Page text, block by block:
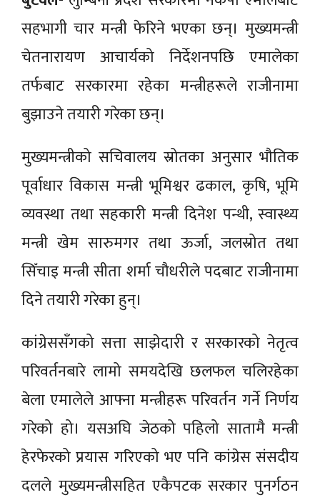
सहभागी चार मन्त्री फेरिने भएका छन्। मुख्यमन्त्री
चेतनारायण आचार्यको निर्देशनपछि एमालेका
तर्फबाट सरकारमा रहेका मन्त्रीहरूले राजीनामा
बुझाउने तयारी गरेका छन्।
मुख्यमन्त्रीको सचिवालय स्रोतका अनुसार भौतिक
पूर्वाधार विकास मन्त्री भूमिश्वर ढकाल, कृषि, भूमि
व्यवस्था तथा सहकारी मन्त्री दिनेश पन्थी, स्वास्थ्य
मन्त्री खेम सारुमगर तथा ऊर्जा, जलस्रोत तथा
सिँचाइ मन्त्री सीता शर्मा चौधरीले पदबाट राजीनामा
दिने तयारी गरेका हुन्।
कांग्रेससँगको सत्ता साझेदारी र सरकारको नेतृत्व
परिवर्तनबारे लामो समयदेखि छलफल चलिरहेका
बेला एमालेले आफ्ना मन्त्रीहरू परिवर्तन गर्ने निर्णय
गरेको हो। यसअघि जेठको पहिलो सातामै मन्त्री
हेरफेरको प्रयास गरिएको भए पनि कांग्रेस संसदीय
दलले मुख्यमन्त्रीसहित एकैपटक सरकार पुनर्गठन